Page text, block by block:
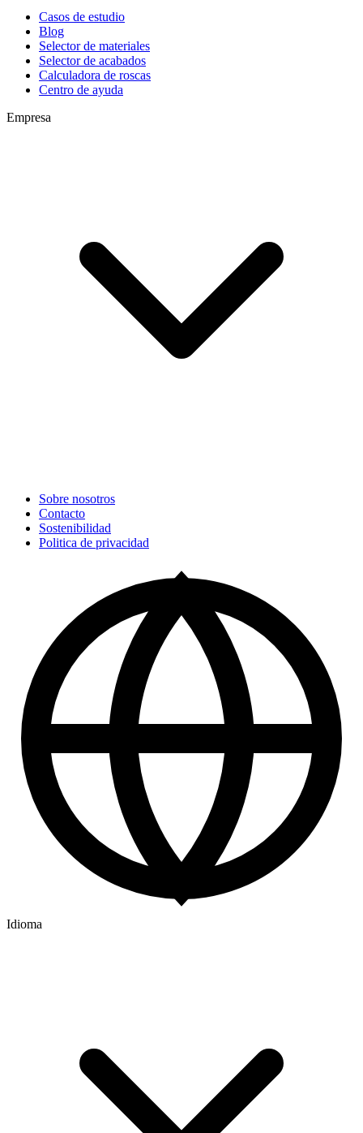
Casos de estudio
Blog
Selector de materiales
Selector de acabados
Calculadora de roscas
Centro de ayuda
Empresa
Sobre nosotros
Contacto
Sostenibilidad
Politica de privacidad
Idioma